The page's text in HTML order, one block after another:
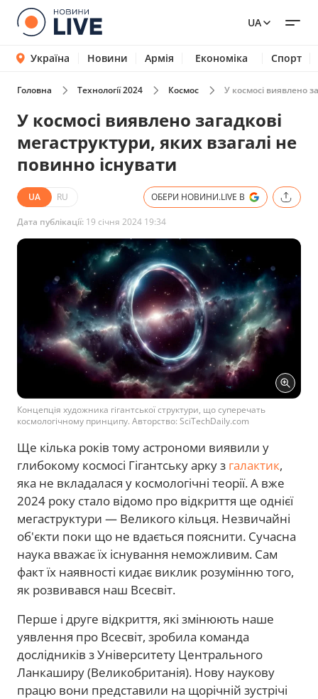
UA
Україна Новини Армія Економіка Спорт
Головна Технології 2024 Космос У космосі виявлено
У космосі виявлено загадкові
мегаструктури, яких взагалі не
повинно існувати
UA RU ОБЕРИ НОВИНИ.LIVE В
Дата публікації: 19 січня 2024 19:34
Концепція художника гігантської структури, що суперечать
космологічному принципу. Авторство: SciTechDaily.com
Ще кілька років тому астрономи виявили у
глибокому космосі Гігантську арку з галактик,
яка не вкладалася у космологічні теорії. А вже
2024 року стало відомо про відкриття ще однієї
мегаструктури — Великого кільця. Незвичайні
об'єкти поки що не вдається пояснити. Сучасна
наука вважає їх існування неможливим. Сам
факт їх наявності кидає виклик розумінню того,
як розвивався наш Всесвіт.
Перше і друге відкриття, які змінюють наше
уявлення про Всесвіт, зробила команда
дослідників з Університету Центрального
Ланкаширу (Великобританія). Нову наукову
працю вони представили на щорічній зустрічі